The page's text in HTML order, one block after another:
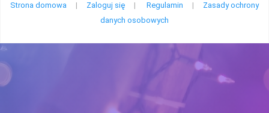
Strona domowa | Zaloguj się | Regulamin |
Zasady ochrony
danych osobowych